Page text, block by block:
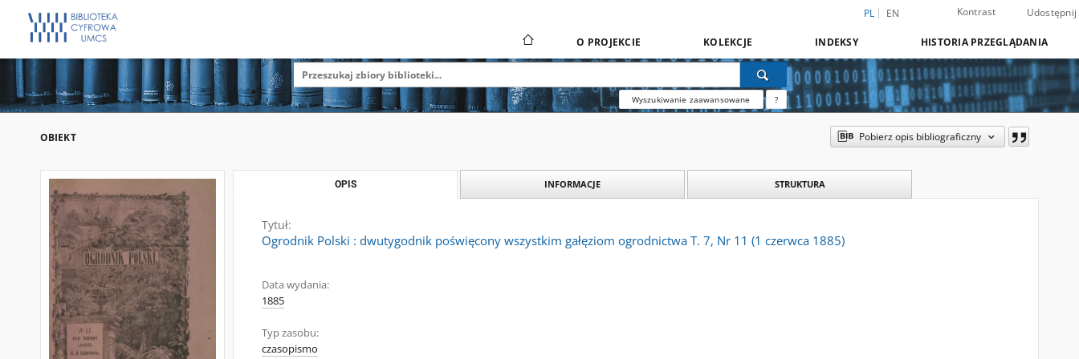
PL EN Kontrast Udostępnij
O PROJEKCIE KOLEKCJE INDEKSY HISTORIA PRZEGLĄDANIA
Wyszukiwanie zaawansowane ?
OBIEKT Pobierz opis bibliograficzny
OPIS INFORMACJE STRUKTURA
Tytuł:
Ogrodnik Polski : dwutygodnik poświęcony wszystkim gałęziom ogrodnictwa T. 7, Nr 11 (1 czerwca 1885)
Data wydania:
1885
Typ zasobu:
czasopismo